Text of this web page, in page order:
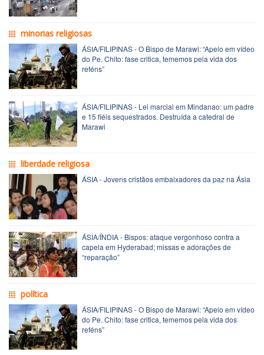
minorias religiosas
ÁSIA/FILIPINAS - O Bispo de Marawi: “Apelo em vídeo
do Pe. Chito: fase critica, tememos pela vida dos
reféns”
ÁSIA/FILIPINAS - Lei marcial em Mindanao: um padre
e 15 fiéis sequestrados. Destruída a catedral de
Marawi
liberdade religiosa
ÁSIA - Jovens cristãos embaixadores da paz na Ásia
ÁSIA/ÍNDIA - Bispos: ataque vergonhoso contra a
capela em Hyderabad; missas e adorações de
“reparação”
política
ÁSIA/FILIPINAS - O Bispo de Marawi: “Apelo em vídeo
do Pe. Chito: fase critica, tememos pela vida dos
reféns”